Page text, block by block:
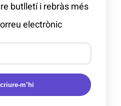
butlletí i rebràs més
electrònic
m’hi